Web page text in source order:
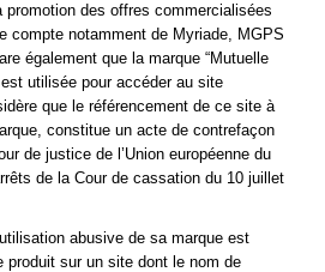
des offres commercialisées
compte notamment de Myriade, MGPS
également que la marque “Mutuelle
utilisée pour accéder au site
que le référencement de ce site à
constitue un acte de contrefaçon
de justice de l’Union européenne du
de la Cour de cassation du 10 juillet
abusive de sa marque est
produit sur un site dont le nom de